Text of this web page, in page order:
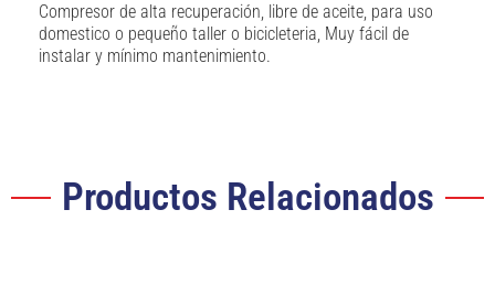
Compresor de alta recuperación, libre de aceite, para uso
domestico o pequeño taller o bicicleteria, Muy fácil de
instalar y mínimo mantenimiento.
Productos Relacionados